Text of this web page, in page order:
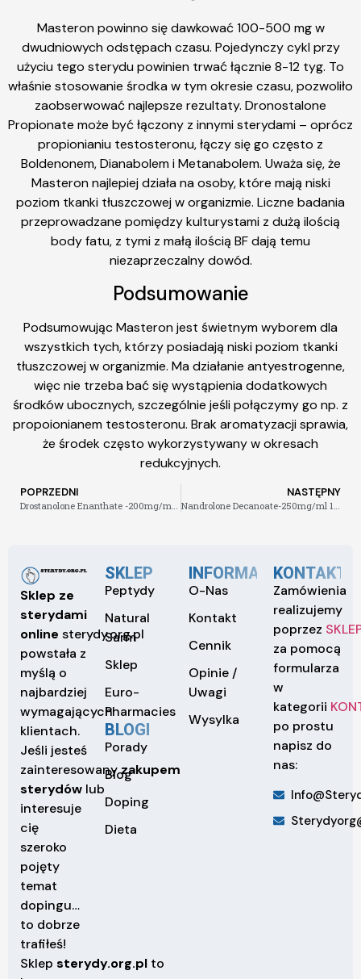
Masteron powinno się dawkować 100-500 mg w
dwudniowych odstępach czasu. Pojedynczy cykl przy
użyciu tego sterydu powinien trwać łącznie 8-12 tyg. To
właśnie stosowanie środka w tym okresie czasu, pozwoliło
zaobserwować najlepsze rezultaty. Dronostalone
Propionate może być łączony z innymi sterydami – oprócz
propionianiu testosteronu, łączy się go często z
Boldenonem, Dianabolem i Metanabolem. Uważa się, że
Masteron najlepiej działa na osoby, które mają niski
poziom tkanki tłuszczowej w organizmie. Liczne badania
przeprowadzane pomiędzy kulturystami z dużą ilością
body fatu, z tymi z małą ilością BF dają temu
niezaprzeczalny dowód.
Podsumowanie
Podsumowując Masteron jest świetnym wyborem dla
wszystkich tych, którzy posiadają niski poziom tkanki
tłuszczowej w organizmie. Ma działanie antyestrogenne,
więc nie trzeba bać się wystąpienia dodatkowych
środków ubocznych, szczególnie jeśli połączymy go np. z
propoionianem testosteronu. Brak aromatyzacji sprawia,
że środek często wykorzystywany w okresach
redukcyjnych.
POPRZEDNI NASTĘPNY
Sklep ze
sterydami
online sterydy.org.pl
powstała z
myślą o
najbardziej
wymagających
klientach.
Jeśli jesteś
zainteresowanyzakupem
sterydów lub
interesuje
cię
szeroko
pojęty
temat
dopingu…
to dobrze
trafiłeś!
Sklep sterydy.org.pl to
SKLEP
Peptydy
Natural
Sarm
Sklep
Euro-
Pharmacies
BLOGI
Porady
Blog
Doping
Dieta
INFORMACJE
O-Nas
Kontakt
Cennik
Opinie /
Uwagi
Wysylka
KONTAKT
Zamówienia
realizujemy
poprzez
za pomocą
formularza
w
kategorii
po prostu
napisz do
nas: